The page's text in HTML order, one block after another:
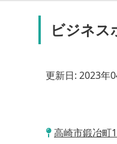
ビジネス
更新日: 2023年
高崎市鍛冶町